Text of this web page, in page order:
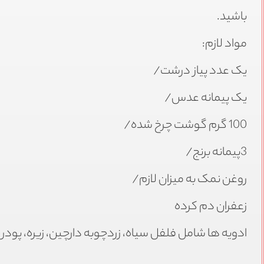
باشید.
مواد لازم:
یک عدد پیاز درشت/
یک پیمانه عدس/
100 گرم گوشت چرخ شده/
3پیمانه برنج/
روغن نمک به میزان لازم/
زعفران دم کرده
ادویه ها شامل فلفل سیاه، زردچوبه دارچین، زیره،